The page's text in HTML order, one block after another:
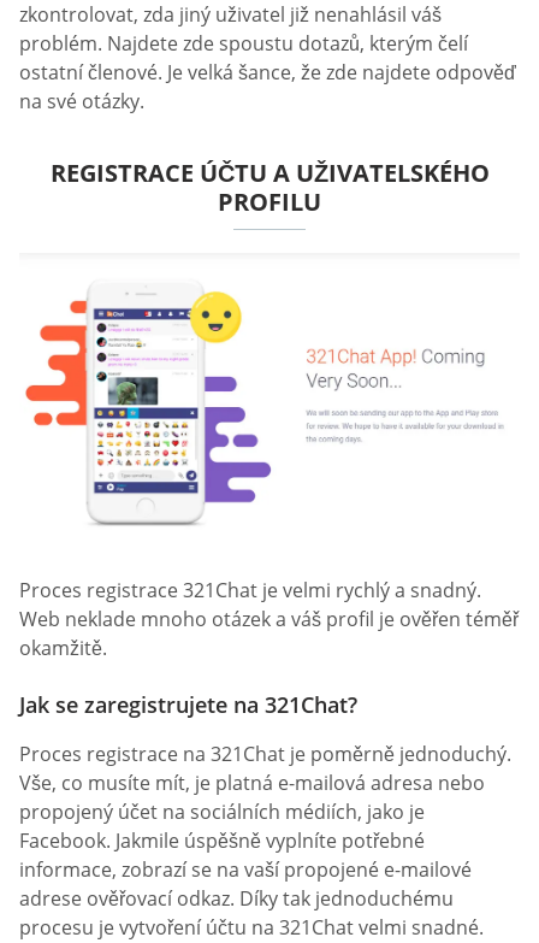
zkontrolovat, zda jiný uživatel již nenahlásil váš
problém. Najdete zde spoustu dotazů, kterým čelí
ostatní členové. Je velká šance, že zde najdete odpověď
na své otázky.
REGISTRACE ÚČTU A UŽIVATELSKÉHO
PROFILU
Proces registrace 321Chat je velmi rychlý a snadný.
Web neklade mnoho otázek a váš profil je ověřen téměř
okamžitě.
Jak se zaregistrujete na 321Chat?
Proces registrace na 321Chat je poměrně jednoduchý.
Vše, co musíte mít, je platná e-mailová adresa nebo
propojený účet na sociálních médiích, jako je
Facebook. Jakmile úspěšně vyplníte potřebné
informace, zobrazí se na vaší propojené e-mailové
adrese ověřovací odkaz. Díky tak jednoduchému
procesu je vytvoření účtu na 321Chat velmi snadné.